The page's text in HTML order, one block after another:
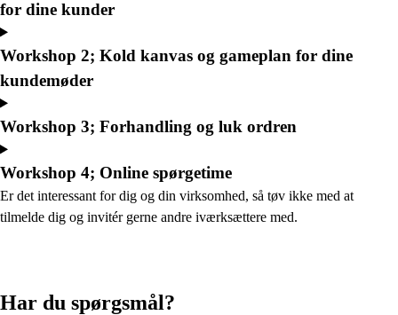
for dine kunder
Workshop 2; Kold kanvas og gameplan for dine
kundemøder
Workshop 3; Forhandling og luk ordren
Workshop 4; Online spørgetime
Er det interessant for dig og din virksomhed, så tøv ikke med at
tilmelde dig og invitér gerne andre iværksættere med.
Har du spørgsmål?